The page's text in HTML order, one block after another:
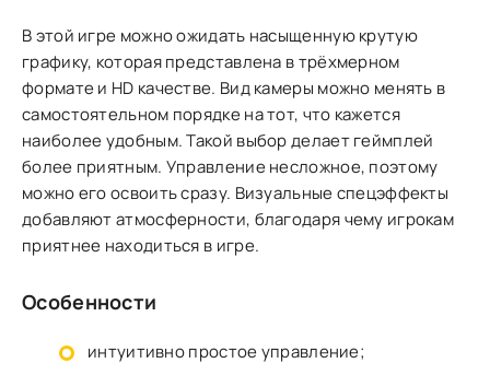
В этой игре можно ожидать насыщенную крутую
графику, которая представлена в трёхмерном
формате и HD качестве. Вид камеры можно менять в
самостоятельном порядке на тот, что кажется
наиболее удобным. Такой выбор делает геймплей
более приятным. Управление несложное, поэтому
можно его освоить сразу. Визуальные спецэффекты
добавляют атмосферности, благодаря чему игрокам
приятнее находиться в игре.
Особенности
интуитивно простое управление;